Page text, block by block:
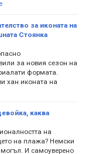
за иконата на
Стоянка
за новия сезон на
формата.
хан иконата на
каква
на
на плажа? Немски
могъл. И самоуверено